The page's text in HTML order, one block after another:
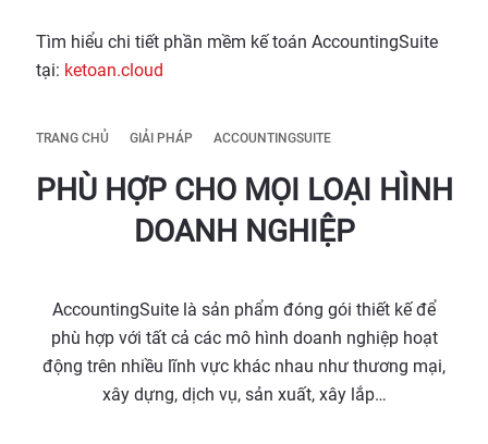
Tìm hiểu chi tiết phần mềm kế toán AccountingSuite
tại: ketoan.cloud
TRANG CHỦ GIẢI PHÁP ACCOUNTINGSUITE
PHÙ HỢP CHO MỌI LOẠI HÌNH
DOANH NGHIỆP
AccountingSuite là sản phẩm đóng gói thiết kế để
phù hợp với tất cả các mô hình doanh nghiệp hoạt
động trên nhiều lĩnh vực khác nhau như thương mại,
xây dựng, dịch vụ, sản xuất, xây lắp…